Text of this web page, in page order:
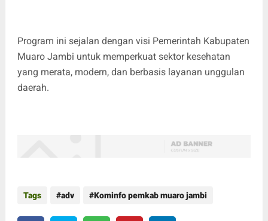
Program ini sejalan dengan visi Pemerintah Kabupaten
Muaro Jambi untuk memperkuat sektor kesehatan
yang merata, modern, dan berbasis layanan unggulan
daerah.
Tags adv Kominfo pemkab muaro jambi